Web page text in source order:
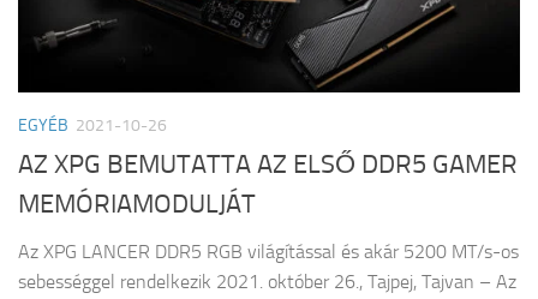
EGYÉB 2021-10-26
AZ XPG BEMUTATTA AZ ELSŐ DDR5 GAMER
MEMÓRIAMODULJÁT
Az XPG LANCER DDR5 RGB világítással és akár 5200 MT/s-os
sebességgel rendelkezik 2021. október 26., Tajpej, Tajvan – Az